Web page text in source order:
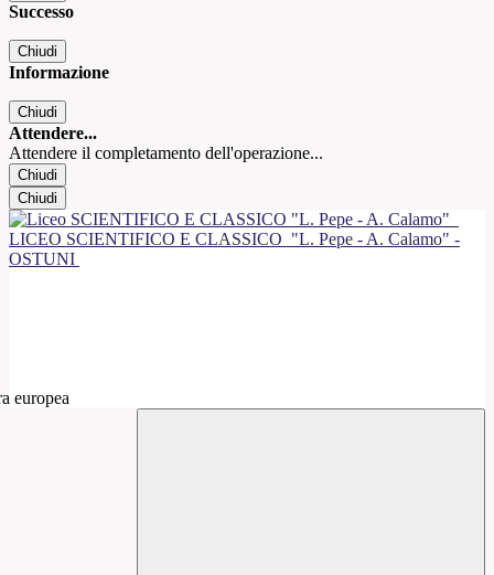
Successo
Chiudi
Informazione
Chiudi
Attendere...
Attendere il completamento dell'operazione...
Chiudi
Chiudi
LICEO SCIENTIFICO E CLASSICO "L. Pepe - A. Calamo" -
OSTUNI